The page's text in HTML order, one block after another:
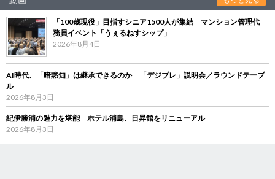
「100歳現役」目指すシニア1500人が集結 マンション管理代
務員イベント「うぇるねすシップ」
2026年8月4日
AI時代、「暗黙知」は継承できるのか 「デジブレ」説明会／ラウンドテーブ
ル
2026年8月3日
紀伊勝浦の魅力を堪能 ホテル浦島、日昇館をリニューアル
2026年8月3日